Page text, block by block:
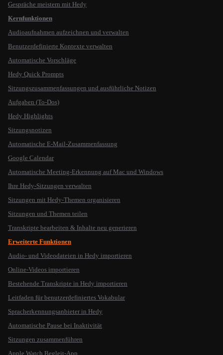
Gespräche meistern mit Hedy
Kernfunktionen
Audioaufnahmen aufzeichnen und verwalten
Benutzerdefinierte Kontexte verwalten
Automatische Vorschläge
Hedy Quick Prompts
Sitzungszusammenfassungen und ausführliche Notizen
Aufgaben (To-Dos)
Hedy Highlights
Sitzungsnotizen
Automatische E-Mail-Zusammenfassung
Google Calendar
Automatische Meeting-Erkennung auf Mac und Windows
Ihre Hedy-Sitzungen verwalten
Sitzungen mit Hedy-Themen organisieren
Sitzungen und Themen teilen
Transkripte bearbeiten & Inhalte neu generieren
Erweiterte Funktionen
Audio- und Videodateien in Hedy importieren
Online-Videos importieren
Bestehende Transkripte in Hedy importieren
Leitfaden für benutzerdefiniertes Vokabular
Spracherkennungsanbieter in Hedy
Automatische Pause bei Inaktivität
Sitzungen zusammenführen
Apple Watch Begleit-App